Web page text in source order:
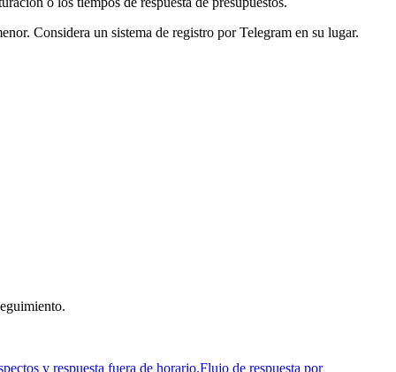
Considera un sistema de registro por Telegram en su lugar.
y respuesta fuera de horario.Flujo de respuesta por